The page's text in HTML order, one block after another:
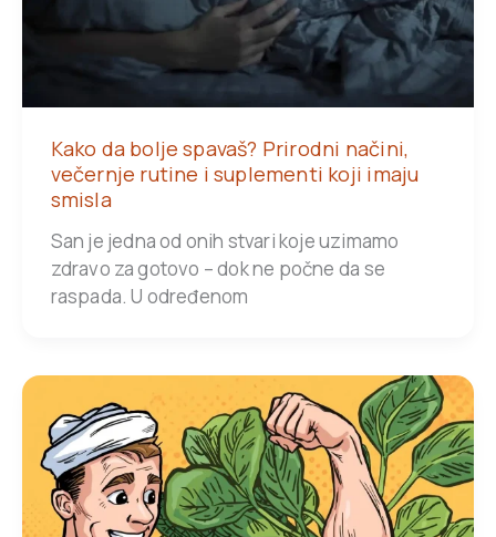
Kako da bolje spavaš? Prirodni načini,
večernje rutine i suplementi koji imaju
smisla
San je jedna od onih stvari koje uzimamo
zdravo za gotovo – dok ne počne da se
raspada. U određenom